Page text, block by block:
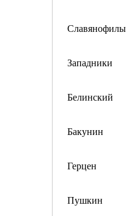
Славянофилы
Западники
Белинский
Бакунин
Герцен
Пушкин